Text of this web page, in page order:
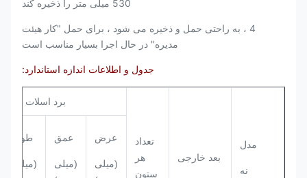
530 میلی متر را ذخیره کند
4 ، به راحتی حمل و ذخیره می شود ، برای حمل "کار هیئت
مدیره" در حال اجرا بسیار مناسب است
جدول و اطلاعات اندازه استاندارد:
مدل
نه
بعد خارجی
تعداد
هر
ستون
برد اسلات
عرض
(میلی
عمق
(میلی
طول
(میلی